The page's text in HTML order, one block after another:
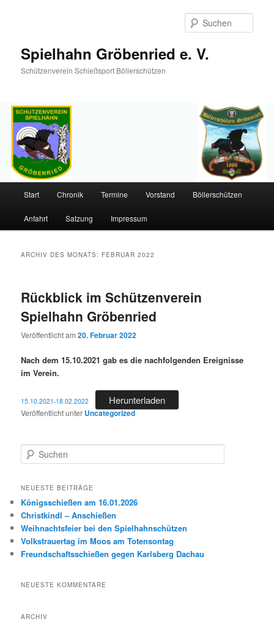
Spielhahn Gröbenried e. V.
Schützenverein Schießsport Böllerschützen
Zum
primären
Zum
sekundären
Start Chronik Termine Vorstand Böllerschützen
Anfahrt Satzung Impressum
ARCHIV DES MONATS: FEBRUAR 2022
Rückblick im Schützenverein
Spielhahn Gröbenried
Veröffentlicht am20. Februar 2022
Nach dem 15.10.2021 gab es die nachfolgenden Ereignisse
im Verein.
15.10.2021-18.02.2022 Herunterladen
Veröffentlicht unter Uncategorized
u
h
n
NEUESTE BEITRÄGE
Königsschießen am 16.01.2026
Christkindl – Anschießen
Weihnachtsfeier bei den Spielhahnschützen
Volkstrauertag im Moos am Totensontag
Freundschaftsschießen gegen Karlsberg Dachau
NEUESTE KOMMENTARE
ARCHIV